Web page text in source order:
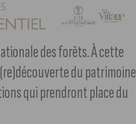
des forêts. À cette
du patrimoine
qui prendront place du